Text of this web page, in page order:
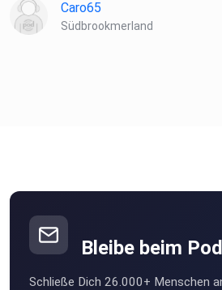
Caro65
Südbrookmerland
Bleibe beim
Schließe Dich 26.000+ Menschen